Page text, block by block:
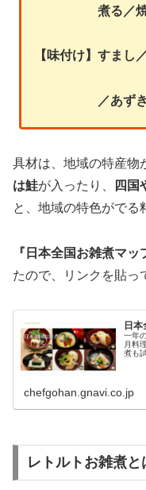
煮る／
【味付け】すまし
／あず
具材は、地域の特産物
は鮭が入ったり、 四国
と、地域の特色がでる
『日本全国お雑煮マッ
たので、リンクを貼っ
日
一年
月料
煮も
chefgohan.gnavi.co.jp
レトルトお雑煮と